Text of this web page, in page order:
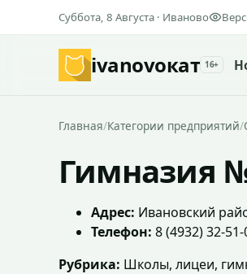
Суббота, 8 Августа · Иваново
ivanovoкат 16+
Главная/Категории предприятий/
Гимназия
Адрес: Ивановский
Телефон: 8 (4932) 32-
Рубрика: Школы, лицеи,